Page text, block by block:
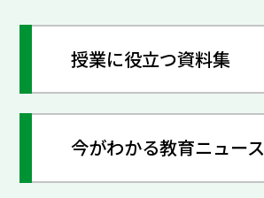
授業に役立つ資料集
今がわかる教育ニュース